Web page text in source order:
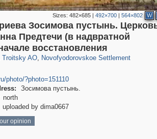
Sizes:482×685 |492×700 |564×802 W
Зосимова пустынь.
Предтечи (в надвратной
восстановления
29,248
Troitsky AO
30
, Novofyodorovskoe Settlement
27
photo/?photo=151110
Зосимова пустынь.
north
uploaded by dima0667
opinion